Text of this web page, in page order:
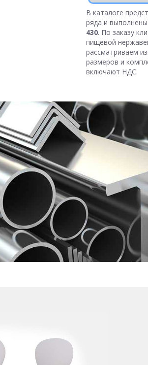
В каталоге
ряда и
430. По заказу
пищевой
рассматриваем
размеров и
включают НДС.